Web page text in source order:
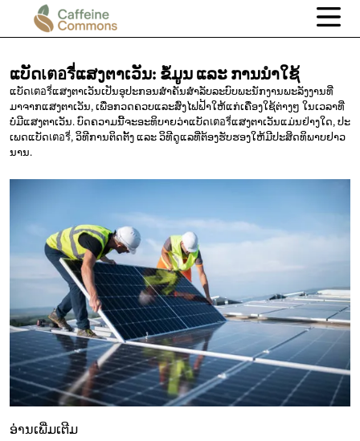
ແບັດเตอรี่ແສງຕາເວັນ: ຂໍ້ມູນແລະ ການນໍາໃຊ້
ແບັດเตอรี่ແສງຕາເວັນເປັນອຸປະກອນສຳຄັນສໍາລັບລະບົບພະນັກງານພະລັງງານທີ່
ມາຈາກແສງຕາເວັນ, ເພື່ອກວດຄວບແລະສົ່ງໄຟຟ້າໃຫ້ແກ່ເຄື່ອງໃຊ້ຕ່າງໆ ໃນເວລາທີ່
ບໍ່ມີແສງຕາເວັນ. ບົດຄວາມນີ້ຈະອະທິບາຍວ່າແບັດเตอรี่ແສງຕາເວັນແມ່ນຢ່າງໃດ, ປະ
ເພດແບັດเตอรี่, ວິທີການຕິດຕັ້ງ ແລະ ວິທີດູແລທີ່ຕ້ອງຮັບຮອງໃຫ້ມີປະສິດທິພາບຢາວ
ນານ.
ອ່ານເພີ່ມເຕີມ